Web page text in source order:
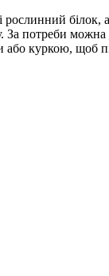
рослинний білок,
За потреби
або куркою, щоб